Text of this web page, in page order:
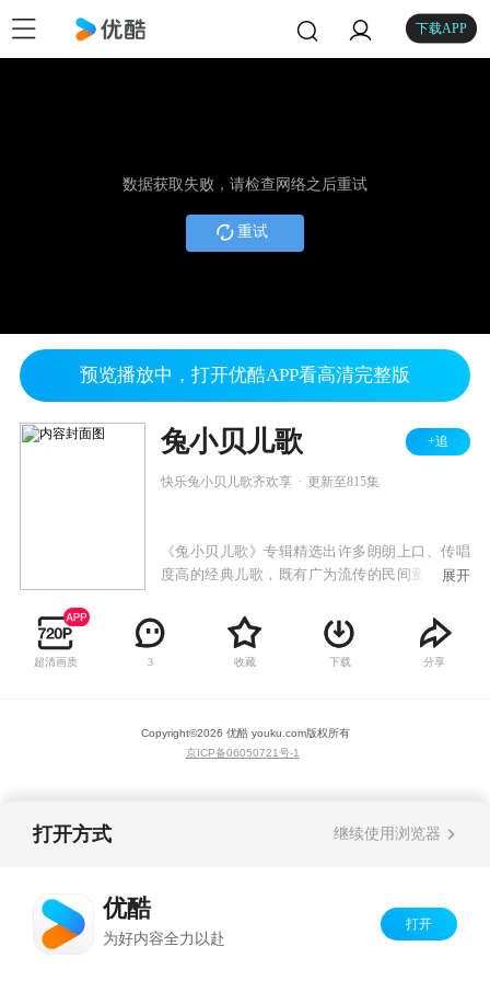
下载APP
数据获取失败，请检查网络之后重试
重试
预览播放中，打开优酷APP看高清完整版
兔小贝儿歌 +追
快乐兔小贝儿歌齐欢享 更新至815集
《兔小贝儿歌》专辑精选出许多朗朗上口、传唱
度高的经典儿歌，既有广为流传的民间童谣，也
可爱的卡通形象，通过小歌手们童稚的嗓音为大
家带来全新的儿歌世界。《兔小贝儿歌》专辑符
合当代审美、时代潮流的高品质儿歌动画，韵律
欢乐的音乐氛围，还能从歌曲中学习语言，培养
美感，启发益智，增长见识。
展开
超清画质 3 收藏 下载 分享
Copyright©2026 优酷 youku.com版权所有
京ICP备06050721号-1
打开方式 继续使用浏览器
优酷
为好内容全力以赴
打开